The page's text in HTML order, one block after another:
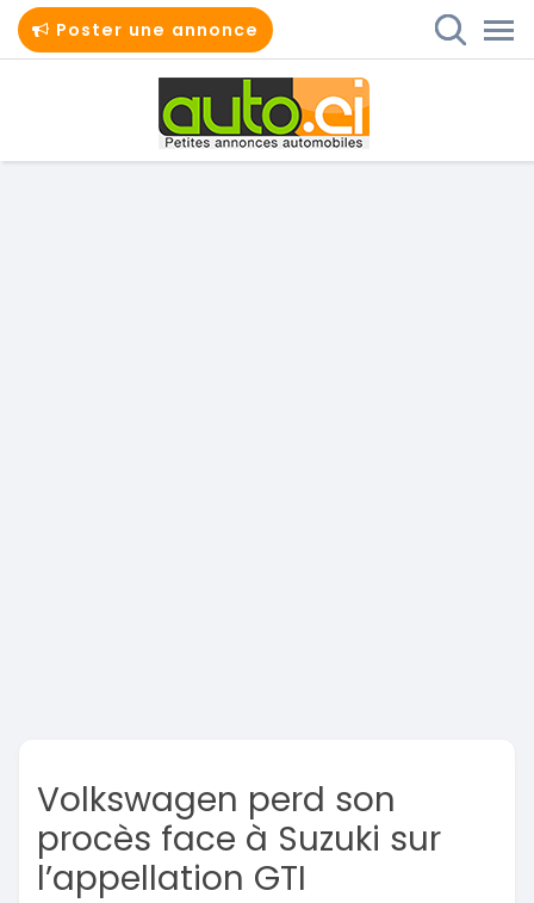
Poster une annonce
Volkswagen perd son
procès face à Suzuki sur
l’appellation GTI